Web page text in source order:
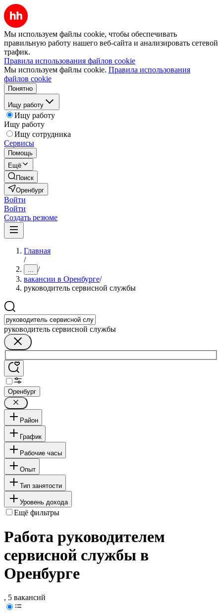
Мы используем файлы cookie, чтобы обеспечивать
правильную работу нашего веб-сайта и анализировать сетевой
трафик.
Правила использования файлов cookie
Мы используем файлы cookie. Правила использования
файлов cookie
Понятно
Ищу работу
Ищу работу
Ищу работу
Ищу сотрудника
Сервисы
Помощь
Ещё
Поиск
Оренбург
Войти
Войти
Создать резюме
Главная
/
... /
вакансии в Оренбурге/
руководитель сервисной службы
руководитель сервисной службы
Оренбург
Район
График
Рабочие часы
Опыт
Тип занятости
Уровень дохода
Ещё фильтры
Работа руководителем
сервисной службы в
Оренбурге
, 5 вакансий